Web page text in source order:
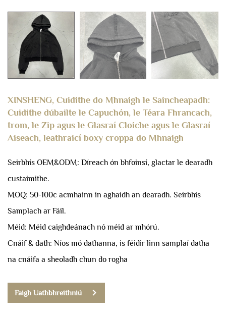
XINSHENG, Cuidithe do Mhnaigh le Saincheapadh:
Cuidithe dúbailte le Capuchón, le Téara Fhrancach,
trom, le Zip agus le Glasraí Cloiche agus le Glasraí
Aiseach, leathraicí boxy croppa do Mhnaigh
Seirbhís OEM&ODM: Díreach ón bhfoinsí, glactar le dearadh
custaimithe.
MOQ: 50-100c acmhainn in aghaidh an dearadh. Seirbhís
Samplach ar Fáil.
Méid: Méid caighdeánach nó méid ar mhórú.
Cnáif & dath: Níos mó dathanna, is féidir linn samplaí datha
na cnáifa a sheoladh chun do rogha
Faigh Uathbhreithniú